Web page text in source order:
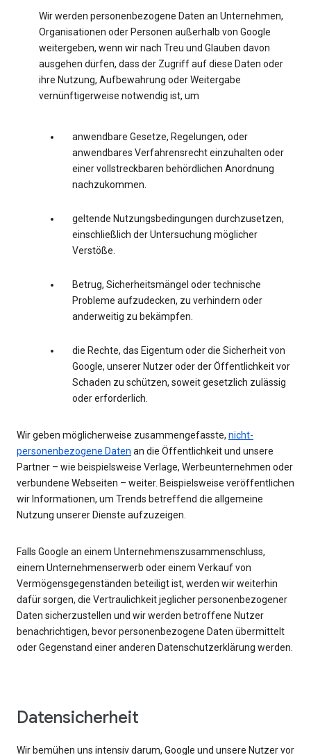
Wir werden personenbezogene Daten an Unternehmen,
Organisationen oder Personen außerhalb von Google
weitergeben, wenn wir nach Treu und Glauben davon
ausgehen dürfen, dass der Zugriff auf diese Daten oder
ihre Nutzung, Aufbewahrung oder Weitergabe
vernünftigerweise notwendig ist, um
anwendbare Gesetze, Regelungen, oder
anwendbares Verfahrensrecht einzuhalten oder
einer vollstreckbaren behördlichen Anordnung
nachzukommen.
geltende Nutzungsbedingungen durchzusetzen,
einschließlich der Untersuchung möglicher
Verstöße.
Betrug, Sicherheitsmängel oder technische
Probleme aufzudecken, zu verhindern oder
anderweitig zu bekämpfen.
die Rechte, das Eigentum oder die Sicherheit von
Google, unserer Nutzer oder der Öffentlichkeit vor
Schaden zu schützen, soweit gesetzlich zulässig
oder erforderlich.
Wir geben möglicherweise zusammengefasste, nicht-
personenbezogene Daten an die Öffentlichkeit und unsere
Partner – wie beispielsweise Verlage, Werbeunternehmen oder
verbundene Webseiten – weiter. Beispielsweise veröffentlichen
wir Informationen, um Trends betreffend die allgemeine
Nutzung unserer Dienste aufzuzeigen.
Falls Google an einem Unternehmenszusammenschluss,
einem Unternehmenserwerb oder einem Verkauf von
Vermögensgegenständen beteiligt ist, werden wir weiterhin
dafür sorgen, die Vertraulichkeit jeglicher personenbezogener
Daten sicherzustellen und wir werden betroffene Nutzer
benachrichtigen, bevor personenbezogene Daten übermittelt
oder Gegenstand einer anderen Datenschutzerklärung werden.
Datensicherheit
Wir bemühen uns intensiv darum, Google und unsere Nutzer vor